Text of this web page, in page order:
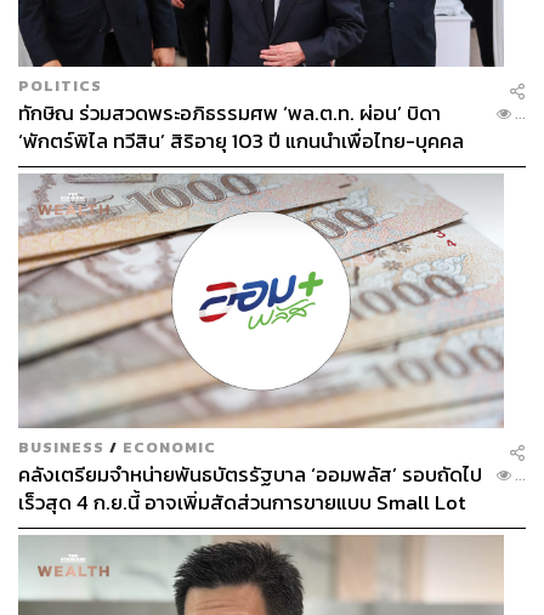
ABOUT THE PHOTOGRAPHER
ศวิตา พูลเสถียร
ช่างภาพข่าว ประจำสำนักข่าว THE
STANDARD
POLITICS
ทักษิณ ร่วมสวดพระอภิธรรมศพ ‘พล.ต.ท. ผ่อน’ บิดา
‘พักตร์พิไล ทวีสิน’ สิริอายุ 103 ปี แกนนำเพื่อไทย-บุคคล
หลากวงการร่วมอาลัย
...
BUSINESS / ECONOMIC
คลังเตรียมจำหน่ายพันธบัตรรัฐบาล ‘ออมพลัส’ รอบถัดไป
เร็วสุด 4 ก.ย.นี้ อาจเพิ่มสัดส่วนการขายแบบ Small Lot
First มากขึ้น
...